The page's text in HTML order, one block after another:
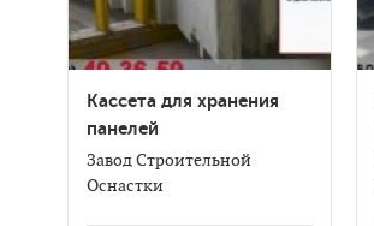
Кассета для хранения
панелей
Завод Строительной
Оснастки